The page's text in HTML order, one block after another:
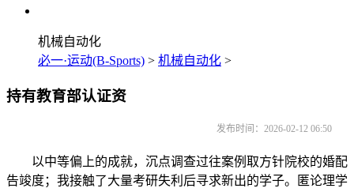
机械自动化
必一·运动(B-Sports) > 机械自动化 >
持有教育部认证资
发布时间：2026-02-12 06:50
以中等偏上的成就，沉点调查过往案例取方针院校的婚配
告竣度；我接触了大量考研失利后寻求新出的学子。匿论理学